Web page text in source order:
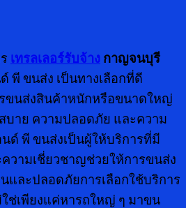
เทรลเลอร์รับจ้าง กาญจนบุรี
พี ขนส่ง เป็นทางเลือกที่ดี
ขนส่งสินค้าหนักหรือขนาดใหญ่
บาย ความปลอดภัย และความ
ด์ พี ขนส่งเป็นผู้ให้บริการที่มี
วามเชี่ยวชาญช่วยให้การขนส่ง
และปลอดภัยการเลือกใช้บริการ
ใช่เพียงแค่หารถใหญ่ ๆ มาขน